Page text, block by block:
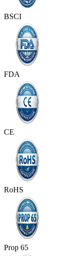
BSCI
FDA
CE
RoHS
Prop 65